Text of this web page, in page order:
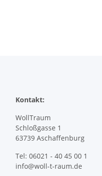
Kontakt:
WollTraum
Schloßgasse 1
63739 Aschaffenburg
Tel: 06021 - 40 45 00 1
info@woll-t-raum.de